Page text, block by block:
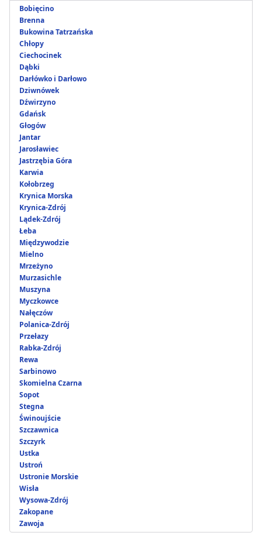
Bobięcino
Brenna
Bukowina Tatrzańska
Chłopy
Ciechocinek
Dąbki
Darłówko i Darłowo
Dziwnówek
Dźwirzyno
Gdańsk
Głogów
Jantar
Jarosławiec
Jastrzębia Góra
Karwia
Kołobrzeg
Krynica Morska
Krynica-Zdrój
Lądek-Zdrój
Łeba
Międzywodzie
Mielno
Mrzeżyno
Murzasichle
Muszyna
Myczkowce
Nałęczów
Polanica-Zdrój
Przełazy
Rabka-Zdrój
Rewa
Sarbinowo
Skomielna Czarna
Sopot
Stegna
Świnoujście
Szczawnica
Szczyrk
Ustka
Ustroń
Ustronie Morskie
Wisła
Wysowa-Zdrój
Zakopane
Zawoja